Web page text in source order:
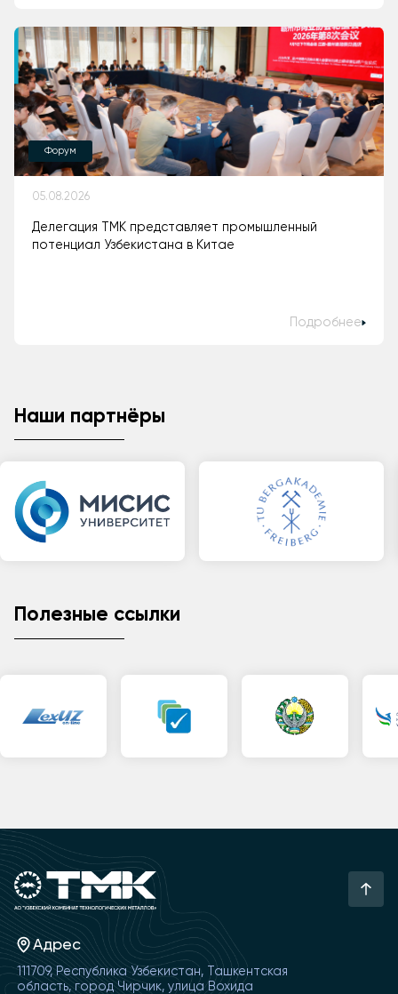
Форум
05.08.2026
Делегация ТМК представляет промышленный
потенциал Узбекистана в Китае
Подробнее
Наши партнёры
Полезные ссылки
Адрес
111709, Республика Узбекистан, Ташкентская
область, город Чирчик, улица Вохида